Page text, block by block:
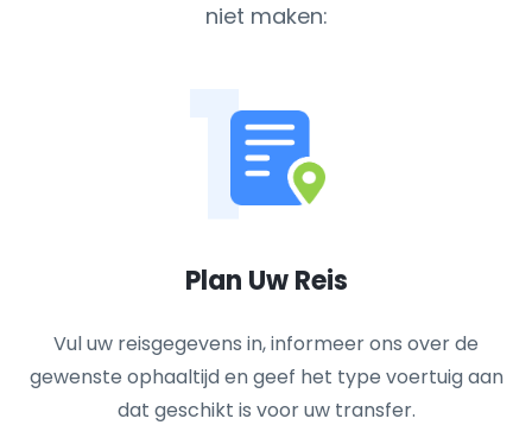
niet maken:
1
Plan Uw Reis
Vul uw reisgegevens in, informeer ons over de
gewenste ophaaltijd en geef het type voertuig aan
dat geschikt is voor uw transfer.